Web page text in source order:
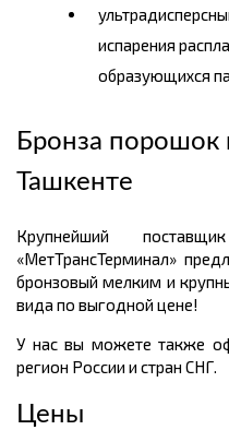
испарения
образующихся
Бронза порошок
Ташкенте
Крупнейший
«МетТрансТерминал»
бронзовый мелким и
вида по выгодной цене!
У нас вы можете также
регион России и стран СНГ.
Цены